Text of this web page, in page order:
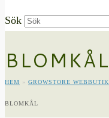
Sök
BLOMKÅL
HEM » GROWSTORE WEBBUTIK
BLOMKÅL